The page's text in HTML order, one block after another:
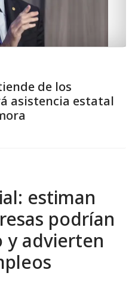
de los
asistencia estatal
estiman
podrían
y advierten